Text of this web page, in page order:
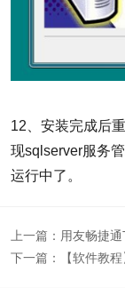
12、安装完成后
现sqlserver服务
运行中了。
上一篇： 用友畅捷
下一篇：
【软件教